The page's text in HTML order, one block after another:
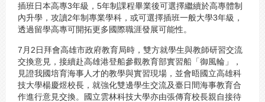
插班日本高專3年級，5年制課程畢業後可選擇繼續於高專體制
內升學，攻讀2年制專業學科，或可選擇插班一般大學3年級，
透過留學高專可開拓更多國際職涯發展可能性。
7月2日拜會高雄市政府教育局時，雙方就學生與教師研習交流
交換意見，接續赴高雄港登船參觀教育部實習船「御風輪」，
見證我國培育海事人才的教學與實習現場，並會晤國立高雄科
技大學楊慶煜校長，就強化雙邊學生交流及臺日間海事教育合
作進行意見交換。國立雲林科技大學亦由張傳育校長親自接待